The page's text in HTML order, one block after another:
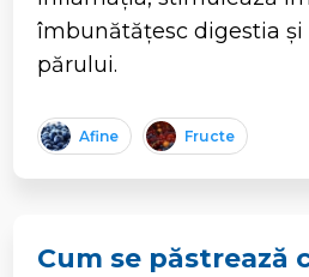
îmbunătățesc digestia și
părului.
Afine Fructe
Cum se păstrează